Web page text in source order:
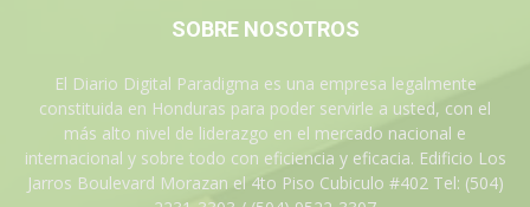
SOBRE NOSOTROS
El Diario Digital Paradigma es una empresa legalmente
constituida en Honduras para poder servirle a usted, con el
más alto nivel de liderazgo en el mercado nacional e
internacional y sobre todo con eficiencia y eficacia. Edificio Los
Jarros Boulevard Morazan el 4to Piso Cubiculo #402 Tel: (504)